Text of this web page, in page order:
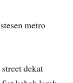
metro
dekat